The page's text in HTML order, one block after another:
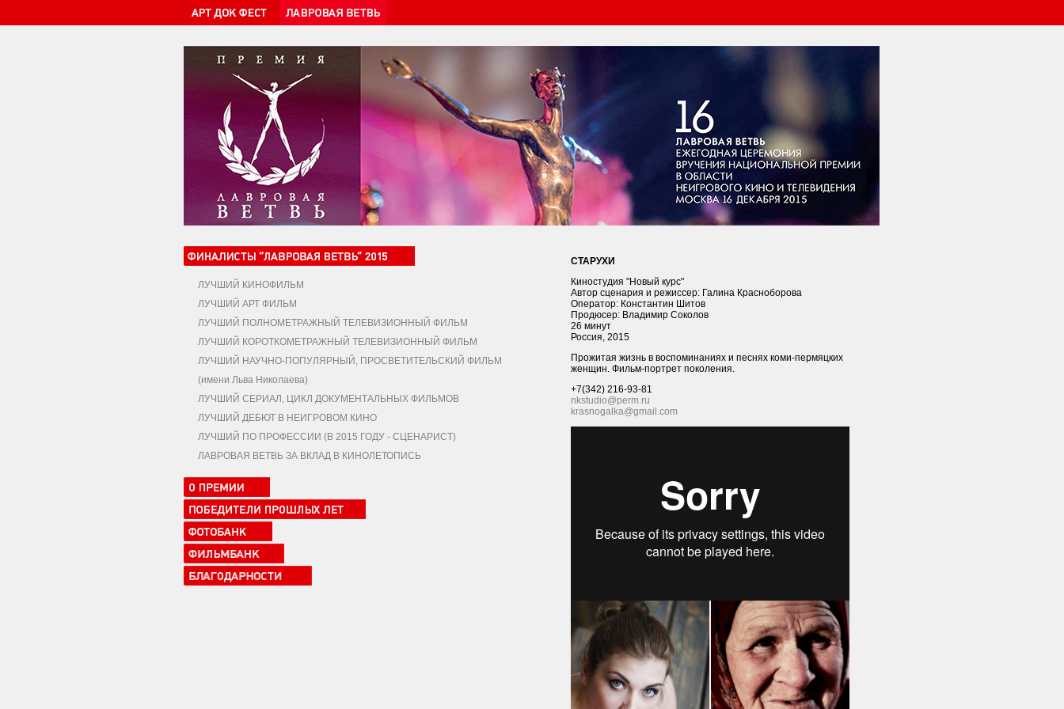
ЛУЧШИЙ КИНОФИЛЬМ
ЛУЧШИЙ АРТ ФИЛЬМ
ЛУЧШИЙ ПОЛНОМЕТРАЖНЫЙ ТЕЛЕВИЗИОННЫЙ ФИЛЬМ
ЛУЧШИЙ КОРОТКОМЕТРАЖНЫЙ ТЕЛЕВИЗИОННЫЙ ФИЛЬМ
ЛУЧШИЙ НАУЧНО-ПОПУЛЯРНЫЙ, ПРОСВЕТИТЕЛЬСКИЙ ФИЛЬМ
(имени Льва Николаева)
ЛУЧШИЙ СЕРИАЛ, ЦИКЛ ДОКУМЕНТАЛЬНЫХ ФИЛЬМОВ
ЛУЧШИЙ ДЕБЮТ В НЕИГРОВОМ КИНО
ЛУЧШИЙ ПО ПРОФЕССИИ (В 2015 ГОДУ - СЦЕНАРИСТ)
ЛАВРОВАЯ ВЕТВЬ ЗА ВКЛАД В КИНОЛЕТОПИСЬ
СТАРУХИ
Киностудия "Новый курс"
Автор сценария и режиссер: Галина Красноборова
Оператор: Константин Шитов
Продюсер: Владимир Соколов
26 минут
Россия, 2015
Прожитая жизнь в воспоминаниях и песнях коми-пермяцких
женщин. Фильм-портрет поколения.
+7(342) 216-93-81
nkstudio@perm.ru
krasnogalka@gmail.com